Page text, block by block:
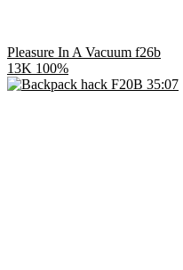
Pleasure In A Vacuum f26b
13K 100%
35:07